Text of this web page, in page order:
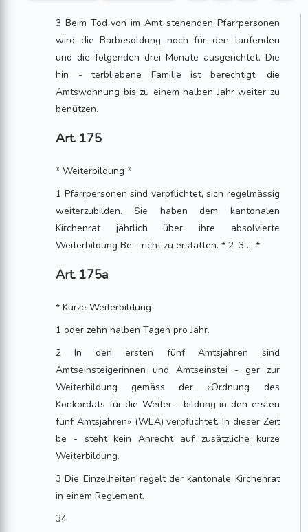
3 Beim Tod von im Amt stehenden Pfarrpersonen
wird die Barbesoldung noch für den laufenden
und die folgenden drei Monate ausgerichtet. Die
hin - terbliebene Familie ist berechtigt, die
Amtswohnung bis zu einem halben Jahr weiter zu
benützen.
Art. 175
* Weiterbildung *
1 Pfarrpersonen sind verpflichtet, sich regelmässig
weiterzubilden. Sie haben dem kantonalen
Kirchenrat jährlich über ihre absolvierte
Weiterbildung Be - richt zu erstatten. * 2–3 ... *
Art. 175a
* Kurze Weiterbildung
1 oder zehn halben Tagen pro Jahr.
2 In den ersten fünf Amtsjahren sind
Amtseinsteigerinnen und Amtseinstei - ger zur
Weiterbildung gemäss der «Ordnung des
Konkordats für die Weiter - bildung in den ersten
fünf Amtsjahren» (WEA) verpflichtet. In dieser Zeit
be - steht kein Anrecht auf zusätzliche kurze
Weiterbildung.
3 Die Einzelheiten regelt der kantonale Kirchenrat
in einem Reglement.
34